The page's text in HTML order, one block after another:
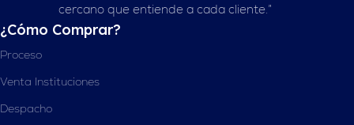
cercano que entiende a cada cliente.”
¿Cómo Comprar?
Proceso
Venta Instituciones
Despacho